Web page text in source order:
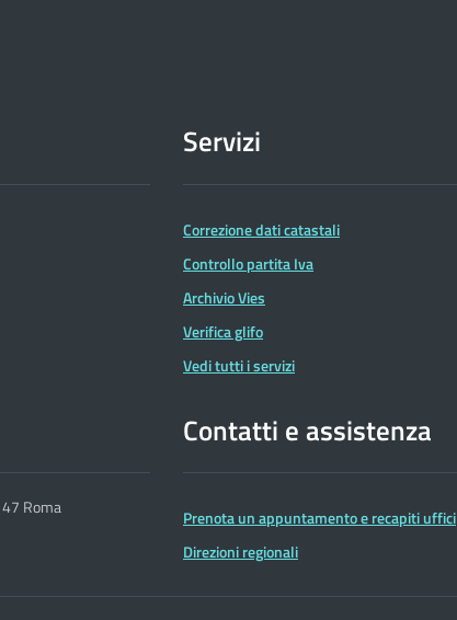
Servizi
Correzione dati catastali
Controllo partita Iva
Archivio Vies
Verifica glifo
Vedi tutti i servizi
Roma
Contatti e assistenza
Prenota un appuntamento e recapiti uffici
Direzioni regionali